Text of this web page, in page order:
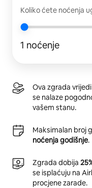
Koliko ćete noćenja
1 noćenje
Ova zgrada vrijedi
se nalaze
vašem stanu.
Maksimalan broj
noćenja godišnje.
Zgrada dobija
se isplaćuju na
procjene zarade.